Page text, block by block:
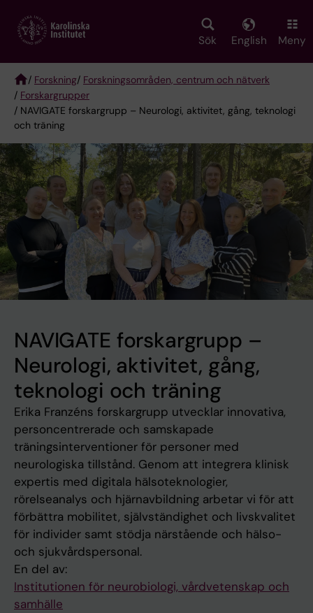
main
Sök English Meny
Breadcrumb
/ Forskning/ Forskningsområden, centrum och nätverk
/ Forskargrupper
/ NAVIGATE forskargrupp – Neurologi, aktivitet, gång, teknologi
och träning
NAVIGATE forskargrupp –
Neurologi, aktivitet, gång,
teknologi och träning
Erika Franzéns forskargrupp utvecklar innovativa,
personcentrerade och samskapade
träningsinterventioner för personer med
neurologiska tillstånd. Genom att integrera klinisk
expertis med digitala hälsoteknologier,
rörelseanalys och hjärnavbildning arbetar vi för att
förbättra mobilitet, självständighet och livskvalitet
för individer samt stödja närstående och hälso-
och sjukvårdspersonal.
En del av:
Institutionen för neurobiologi, vårdvetenskap och
samhälle